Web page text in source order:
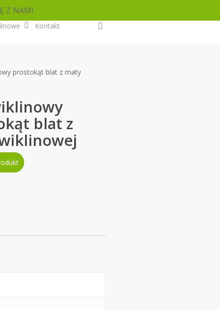
Z NAMI
Kontakt
prostokąt blat z maty
blat z